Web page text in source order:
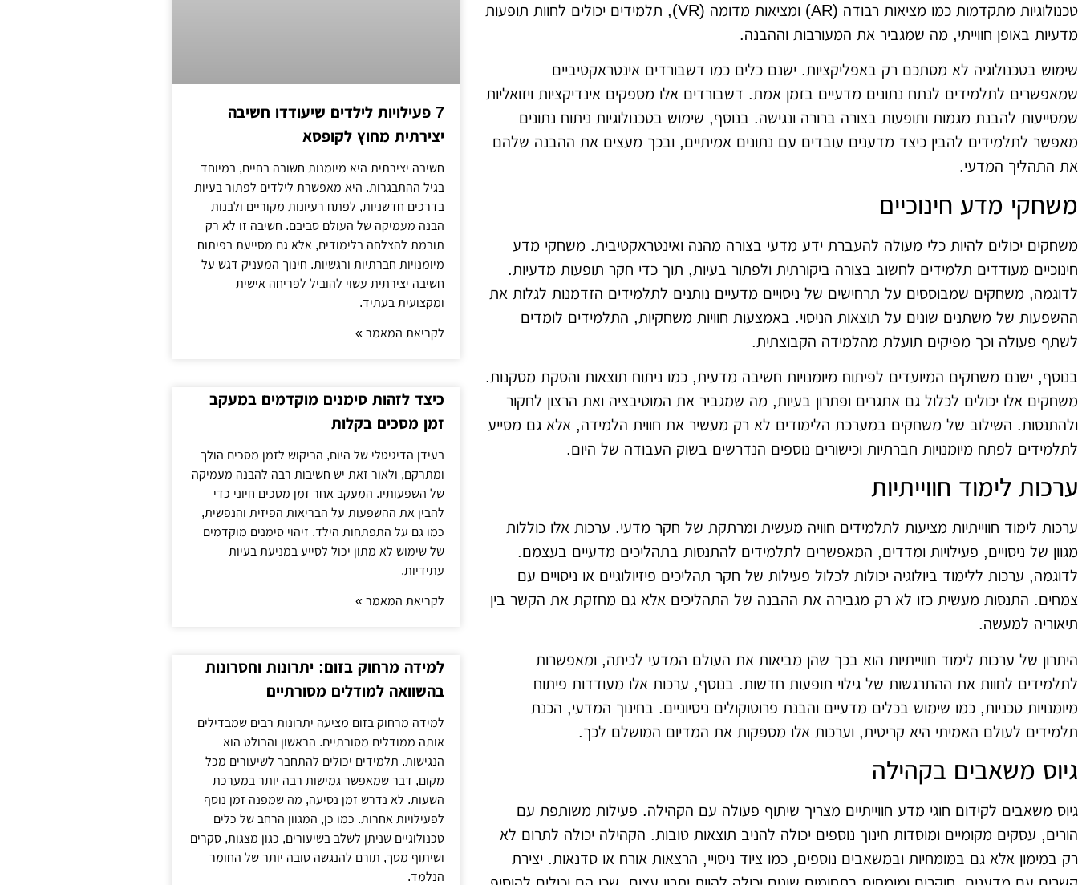
טכנולוגיות מתקדמות כמו מציאות רבודה (AR) ומציאות מדומה (VR), תלמידים יכולים לחוות תופעות
מדעיות באופן חווייתי, מה שמגביר את המעורבות וההבנה.
שימוש בטכנולוגיה לא מסתכם רק באפליקציות. ישנם כלים כמו דשבורדים אינטראקטיביים
שמאפשרים לתלמידים לנתח נתונים מדעיים בזמן אמת. דשבורדים אלו מספקים אינדיקציות ויזואליות
שמסייעות להבנת מגמות ותופעות בצורה ברורה ונגישה. בנוסף, שימוש בטכנולוגיות ניתוח נתונים
מאפשר לתלמידים להבין כיצד מדענים עובדים עם נתונים אמיתיים, ובכך מעצים את ההבנה שלהם
את התהליך המדעי.
משחקי מדע חינוכיים
משחקים יכולים להיות כלי מעולה להעברת ידע מדעי בצורה מהנה ואינטראקטיבית. משחקי מדע
חינוכיים מעודדים תלמידים לחשוב בצורה ביקורתית ולפתור בעיות, תוך כדי חקר תופעות מדעיות.
לדוגמה, משחקים שמבוססים על תרחישים של ניסויים מדעיים נותנים לתלמידים הזדמנות לגלות את
ההשפעות של משתנים שונים על תוצאות הניסוי. באמצעות חוויות משחקיות, התלמידים לומדים
לשתף פעולה וכך מפיקים תועלת מהלמידה הקבוצתית.
בנוסף, ישנם משחקים המיועדים לפיתוח מיומנויות חשיבה מדעית, כמו ניתוח תוצאות והסקת מסקנות.
משחקים אלו יכולים לכלול גם אתגרים ופתרון בעיות, מה שמגביר את המוטיבציה ואת הרצון לחקור
ולהתנסות. השילוב של משחקים במערכת הלימודים לא רק מעשיר את חווית הלמידה, אלא גם מסייע
לתלמידים לפתח מיומנויות חברתיות וכישורים נוספים הנדרשים בשוק העבודה של היום.
ערכות לימוד חווייתיות
ערכות לימוד חווייתיות מציעות לתלמידים חוויה מעשית ומרתקת של חקר מדעי. ערכות אלו כוללות
מגוון של ניסויים, פעילויות ומדדים, המאפשרים לתלמידים להתנסות בתהליכים מדעיים בעצמם.
לדוגמה, ערכות ללימוד ביולוגיה יכולות לכלול פעילות של חקר תהליכים פיזיולוגיים או ניסויים עם
צמחים. התנסות מעשית כזו לא רק מגבירה את ההבנה של התהליכים אלא גם מחזקת את הקשר בין
תיאוריה למעשה.
היתרון של ערכות לימוד חווייתיות הוא בכך שהן מביאות את העולם המדעי לכיתה, ומאפשרות
לתלמידים לחוות את ההתרגשות של גילוי תופעות חדשות. בנוסף, ערכות אלו מעודדות פיתוח
מיומנויות טכניות, כמו שימוש בכלים מדעיים והבנת פרוטוקולים ניסיוניים. בחינוך המדעי, הכנת
תלמידים לעולם האמיתי היא קריטית, וערכות אלו מספקות את המדיום המושלם לכך.
גיוס משאבים בקהילה
גיוס משאבים לקידום חוגי מדע חווייתיים מצריך שיתוף פעולה עם הקהילה. פעילות משותפת עם
הורים, עסקים מקומיים ומוסדות חינוך נוספים יכולה להניב תוצאות טובות. הקהילה יכולה לתרום לא
רק במימון אלא גם במומחיות ובמשאבים נוספים, כמו ציוד ניסויי, הרצאות אורח או סדנאות. יצירת
7 פעילויות לילדים שיעודדו חשיבה
יצירתית מחוץ לקופסא
חשיבה יצירתית היא מיומנות חשובה בחיים, במיוחד
בגיל ההתבגרות. היא מאפשרת לילדים לפתור בעיות
בדרכים חדשניות, לפתח רעיונות מקוריים ולבנות
הבנה מעמיקה של העולם סביבם. חשיבה זו לא רק
תורמת להצלחה בלימודים, אלא גם מסייעת בפיתוח
מיומנויות חברתיות ורגשיות. חינוך המעניק דגש על
חשיבה יצירתית עשוי להוביל לפריחה אישית
ומקצועית בעתיד.
לקריאת המאמר »
כיצד לזהות סימנים מוקדמים במעקב
זמן מסכים בקלות
בעידן הדיגיטלי של היום, הביקוש לזמן מסכים הולך
ומתרקם, ולאור זאת יש חשיבות רבה להבנה מעמיקה
של השפעותיו. המעקב אחר זמן מסכים חיוני כדי
להבין את ההשפעות על הבריאות הפיזית והנפשית,
כמו גם על התפתחות הילד. זיהוי סימנים מוקדמים
של שימוש לא מתון יכול לסייע במניעת בעיות
עתידיות.
לקריאת המאמר »
למידה מרחוק בזום: יתרונות וחסרונות
בהשוואה למודלים מסורתיים
למידה מרחוק בזום מציעה יתרונות רבים שמבדילים
אותה ממודלים מסורתיים. הראשון והבולט הוא
הנגישות. תלמידים יכולים להתחבר לשיעורים מכל
מקום, דבר שמאפשר גמישות רבה יותר במערכת
השעות. לא נדרש זמן נסיעה, מה שמפנה זמן נוסף
לפעילויות אחרות. כמו כן, המגוון הרחב של כלים
טכנולוגיים שניתן לשלב בשיעורים, כגון מצגות, סקרים
ושיתוף מסך, תורם להנגשה טובה יותר של החומר
הנלמד.